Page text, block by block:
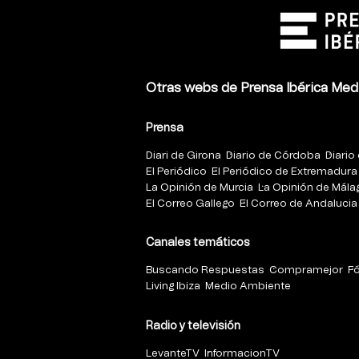
Otras webs de Prensa Ibérica
Prensa
Diari de Girona Diario de Córdoba Diario
El Periódico
El Periódico de Extremadura
La Opinión de Murcia
La Opinión de
El Correo Gallego
El Correo de Andalucia
Canales temáticos
Buscando Respuestas Compramejor
Living Ibiza
Medio Ambiente
Radio y televisión
LevanteTV InformacionTV